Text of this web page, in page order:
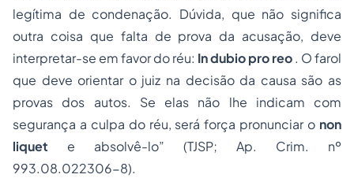
legítima de condenação. Dúvida, que não significa
outra coisa que falta de prova da acusação, deve
interpretar-se em favor do réu: In dubio pro reo. O farol
que deve orientar o juiz na decisão da causa são as
provas dos autos. Se elas não lhe indicam com
segurança a culpa do réu, será força pronunciar o non
liquet
e absolvê-lo” (TJSP; Ap. Crim. nº
993.08.022306-8).